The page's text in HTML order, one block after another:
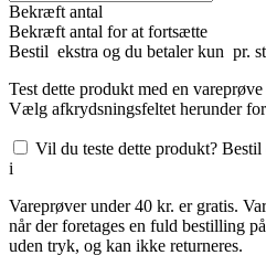
Bekræft antal
Bekræft antal for at fortsætte
Bestil ekstra og du betaler kun pr.
Test dette produkt med en vareprøve
Vælg afkrydsningsfeltet herunder
Vil du teste dette produkt?
i
Vareprøver under 40 kr. er gratis.
når der foretages en fuld bestilling
uden tryk, og kan ikke returneres.